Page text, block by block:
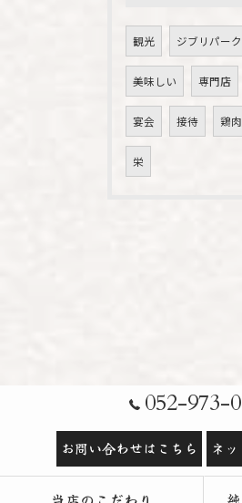
観光 ジブリパーク
美味しい 専門店
宴会 接待 鶏肉
栄
052-973-
お問い合わせはこちら ネ